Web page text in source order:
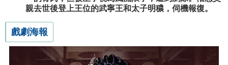
親去世後登上王位的武寧王和太子明穠，伺機報復。
戲劇海報